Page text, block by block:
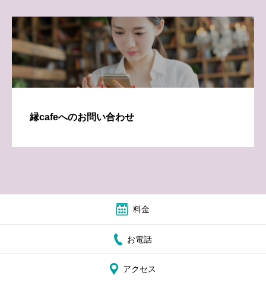
縁cafeへのお問い合わせ
料金
お電話
アクセス